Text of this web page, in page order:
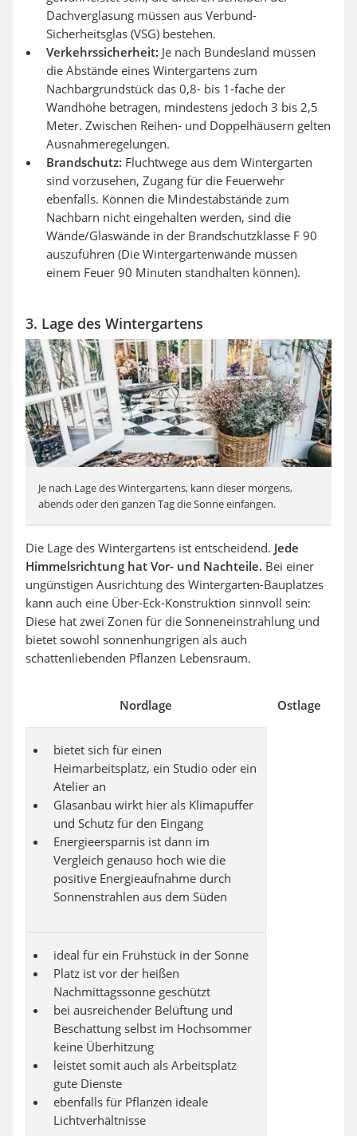
Dachverglasung müssen aus Verbund-
Sicherheitsglas (VSG) bestehen.
Verkehrssicherheit: Je nach Bundesland müssen
die Abstände eines Wintergartens zum
Nachbargrundstück das 0,8- bis 1-fache der
Wandhöhe betragen, mindestens jedoch 3 bis 2,5
Meter. Zwischen Reihen- und Doppelhäusern gelten
Ausnahmeregelungen.
Brandschutz: Fluchtwege aus dem Wintergarten
sind vorzusehen, Zugang für die Feuerwehr
ebenfalls. Können die Mindestabstände zum
Nachbarn nicht eingehalten werden, sind die
Wände/Glaswände in der Brandschutzklasse F 90
auszuführen (Die Wintergartenwände müssen
einem Feuer 90 Minuten standhalten können).
3. Lage des Wintergartens
Je nach Lage des Wintergartens, kann dieser morgens,
abends oder den ganzen Tag die Sonne einfangen.
Die Lage des Wintergartens ist entscheidend. Jede
Himmelsrichtung hat Vor- und Nachteile. Bei einer
ungünstigen Ausrichtung des Wintergarten-Bauplatzes
kann auch eine Über-Eck-Konstruktion sinnvoll sein:
Diese hat zwei Zonen für die Sonneneinstrahlung und
bietet sowohl sonnenhungrigen als auch
schattenliebenden Pflanzen Lebensraum.
Nordlage Ostlage
bietet sich für einen
Heimarbeitsplatz, ein Studio oder ein
Atelier an
Glasanbau wirkt hier als Klimapuffer
und Schutz für den Eingang
Energieersparnis ist dann im
Vergleich genauso hoch wie die
positive Energieaufnahme durch
Sonnenstrahlen aus dem Süden
ideal für ein Frühstück in der Sonne
Platz ist vor der heißen
Nachmittagssonne geschützt
bei ausreichender Belüftung und
Beschattung selbst im Hochsommer
keine Überhitzung
leistet somit auch als Arbeitsplatz
gute Dienste
ebenfalls für Pflanzen ideale
Lichtverhältnisse